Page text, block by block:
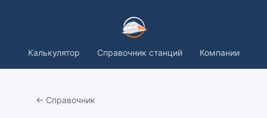
Калькулятор Справочник станций Компании
← Справочник